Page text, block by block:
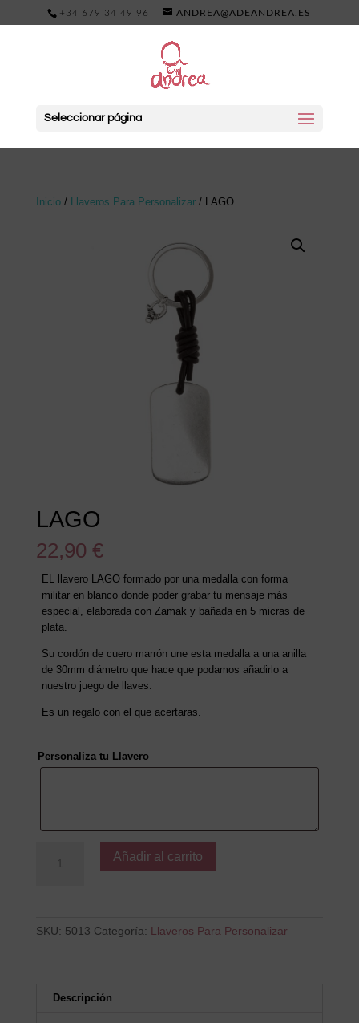
+34 679 34 49 96 ANDREA@ADEANDREA.ES
Seleccionar página
Inicio/ Llaveros Para Personalizar/ LAGO
LAGO
22,90 €
EL llavero LAGO formado por una medalla con forma
militar en blanco donde poder grabar tu mensaje más
especial, elaborada con Zamak y bañada en 5 micras de
plata.
Su cordón de cuero marrón une esta medalla a una anilla
de 30mm diámetro que hace que podamos añadirlo a
nuestro juego de llaves.
Es un regalo con el que acertaras.
Personaliza tu Llavero
cantidad
Añadir al carrito
SKU: 5013 Categoría: Llaveros Para Personalizar
Descripción